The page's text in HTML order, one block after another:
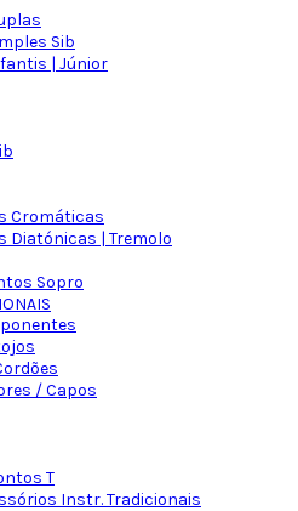
Sib
| Júnior
Cromáticas
Diatónicas | Tremolo
Sopro
/ Capos
T
Instr. Tradicionais